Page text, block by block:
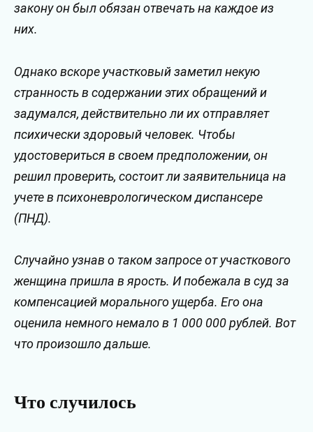
закону он был обязан отвечать на каждое из
них.
Однако вскоре участковый заметил некую
странность в содержании этих обращений и
задумался, действительно ли их отправляет
психически здоровый человек. Чтобы
удостовериться в своем предположении, он
решил проверить, состоит ли заявительница на
учете в психоневрологическом диспансере
(ПНД).
Случайно узнав о таком запросе от участкового
женщина пришла в ярость. И побежала в суд за
компенсацией морального ущерба. Его она
оценила немного немало в 1 000 000 рублей. Вот
что произошло дальше.
Что случилось